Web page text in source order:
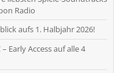
Radio
aufs 1. Halbjahr 2026!
Early Access auf alle 4